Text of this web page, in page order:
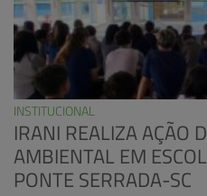
INSTITUCIONAL
IRANI REALIZA AÇÃO
AMBIENTAL EM
PONTE SERRADA-SC